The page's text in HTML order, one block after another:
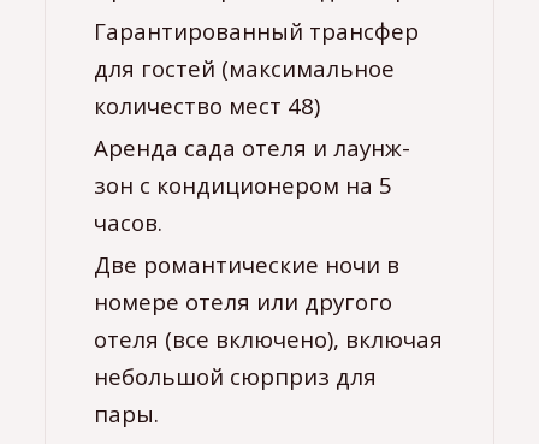
Гарантированный трансфер
для гостей (максимальное
количество мест 48)
Аренда сада отеля и лаунж-
зон с кондиционером на 5
часов.
Две романтические ночи в
номере отеля или другого
отеля (все включено), включая
небольшой сюрприз для
пары.